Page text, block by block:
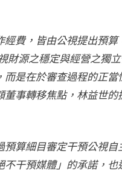
費，皆由公視提出預
財源之穩定與經營之獨
是在於審查過程的正
事轉移焦點，林益世的
算細目審定干預公視
干預媒體」的承諾，